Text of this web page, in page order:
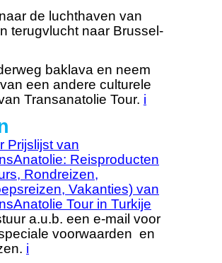
de luchthaven van
terugvlucht naar Brussel-
baklava en neem
een andere culturele
Transanatolie Tour. i
Prijslijst van
Reisproducten
Rondreizen,
Vakanties) van
Tour in Turkije
a.u.b. een e-mail voor
voorwaarden en
i